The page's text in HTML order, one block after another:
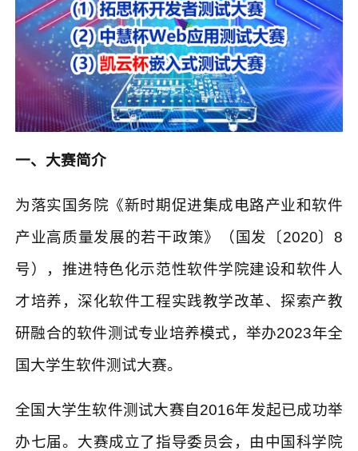
一、大赛简介
为落实国务院《新时期促进集成电路产业和软件
产业高质量发展的若干政策》（国发〔2020〕8
号），推进特色化示范性软件学院建设和软件人
才培养，深化软件工程实践教学改革、探索产教
研融合的软件测试专业培养模式，举办2023年全
国大学生软件测试大赛。
全国大学生软件测试大赛自2016年发起已成功举
办七届。大赛成立了指导委员会，由中国科学院